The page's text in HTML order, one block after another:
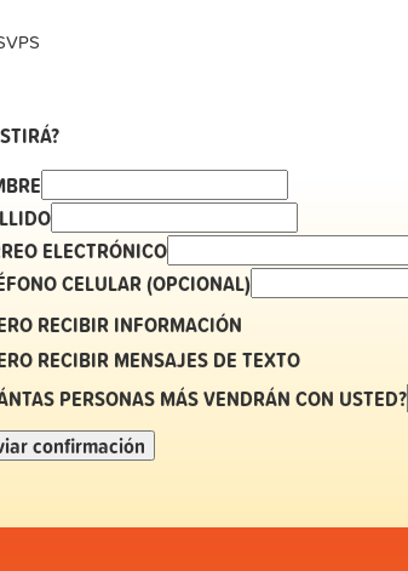
ELECTRÓNICO
CELULAR (OPCIONAL)
RECIBIR INFORMACIÓN
RECIBIR MENSAJES DE TEXTO
PERSONAS MÁS VENDRÁN CON USTED?